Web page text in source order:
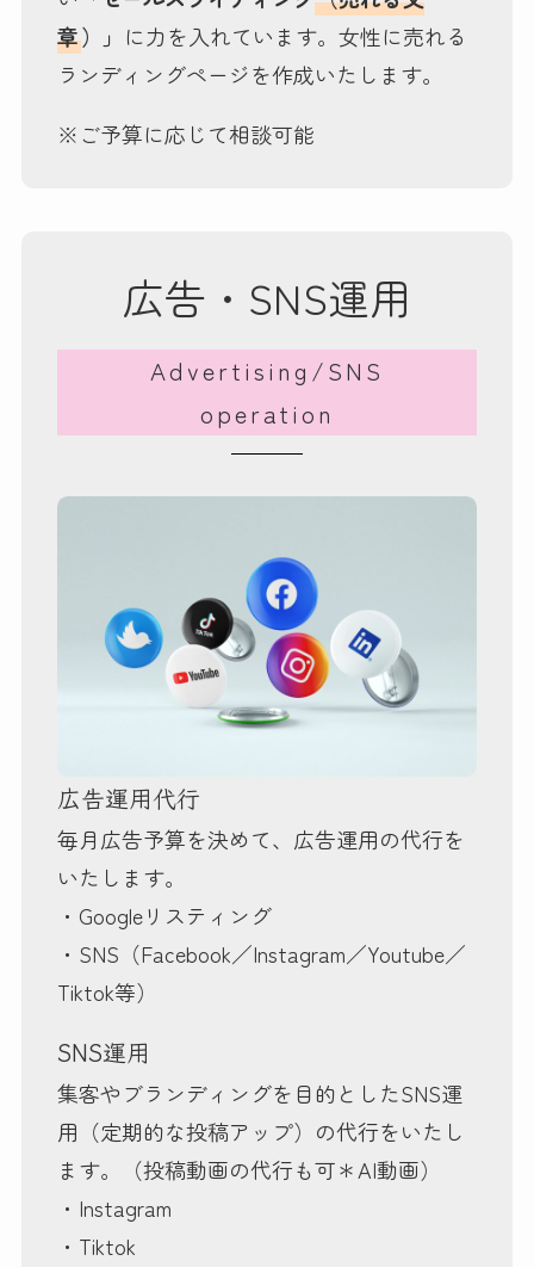
章）」 に力を入れています。女性に売れる
ランディングページを作成いたします。
※ご予算に応じて相談可能
広告・SNS運用
Advertising/SNS
operation
広告運用代行
毎月広告予算を決めて、広告運用の代行を
いたします。
・Googleリスティング
・SNS（Facebook／Instagram／Youtube／
Tiktok等）
SNS運用
集客やブランディングを目的としたSNS運
用（定期的な投稿アップ）の代行をいたし
ます。（投稿動画の代行も可＊AI動画）
・Instagram
・Tiktok